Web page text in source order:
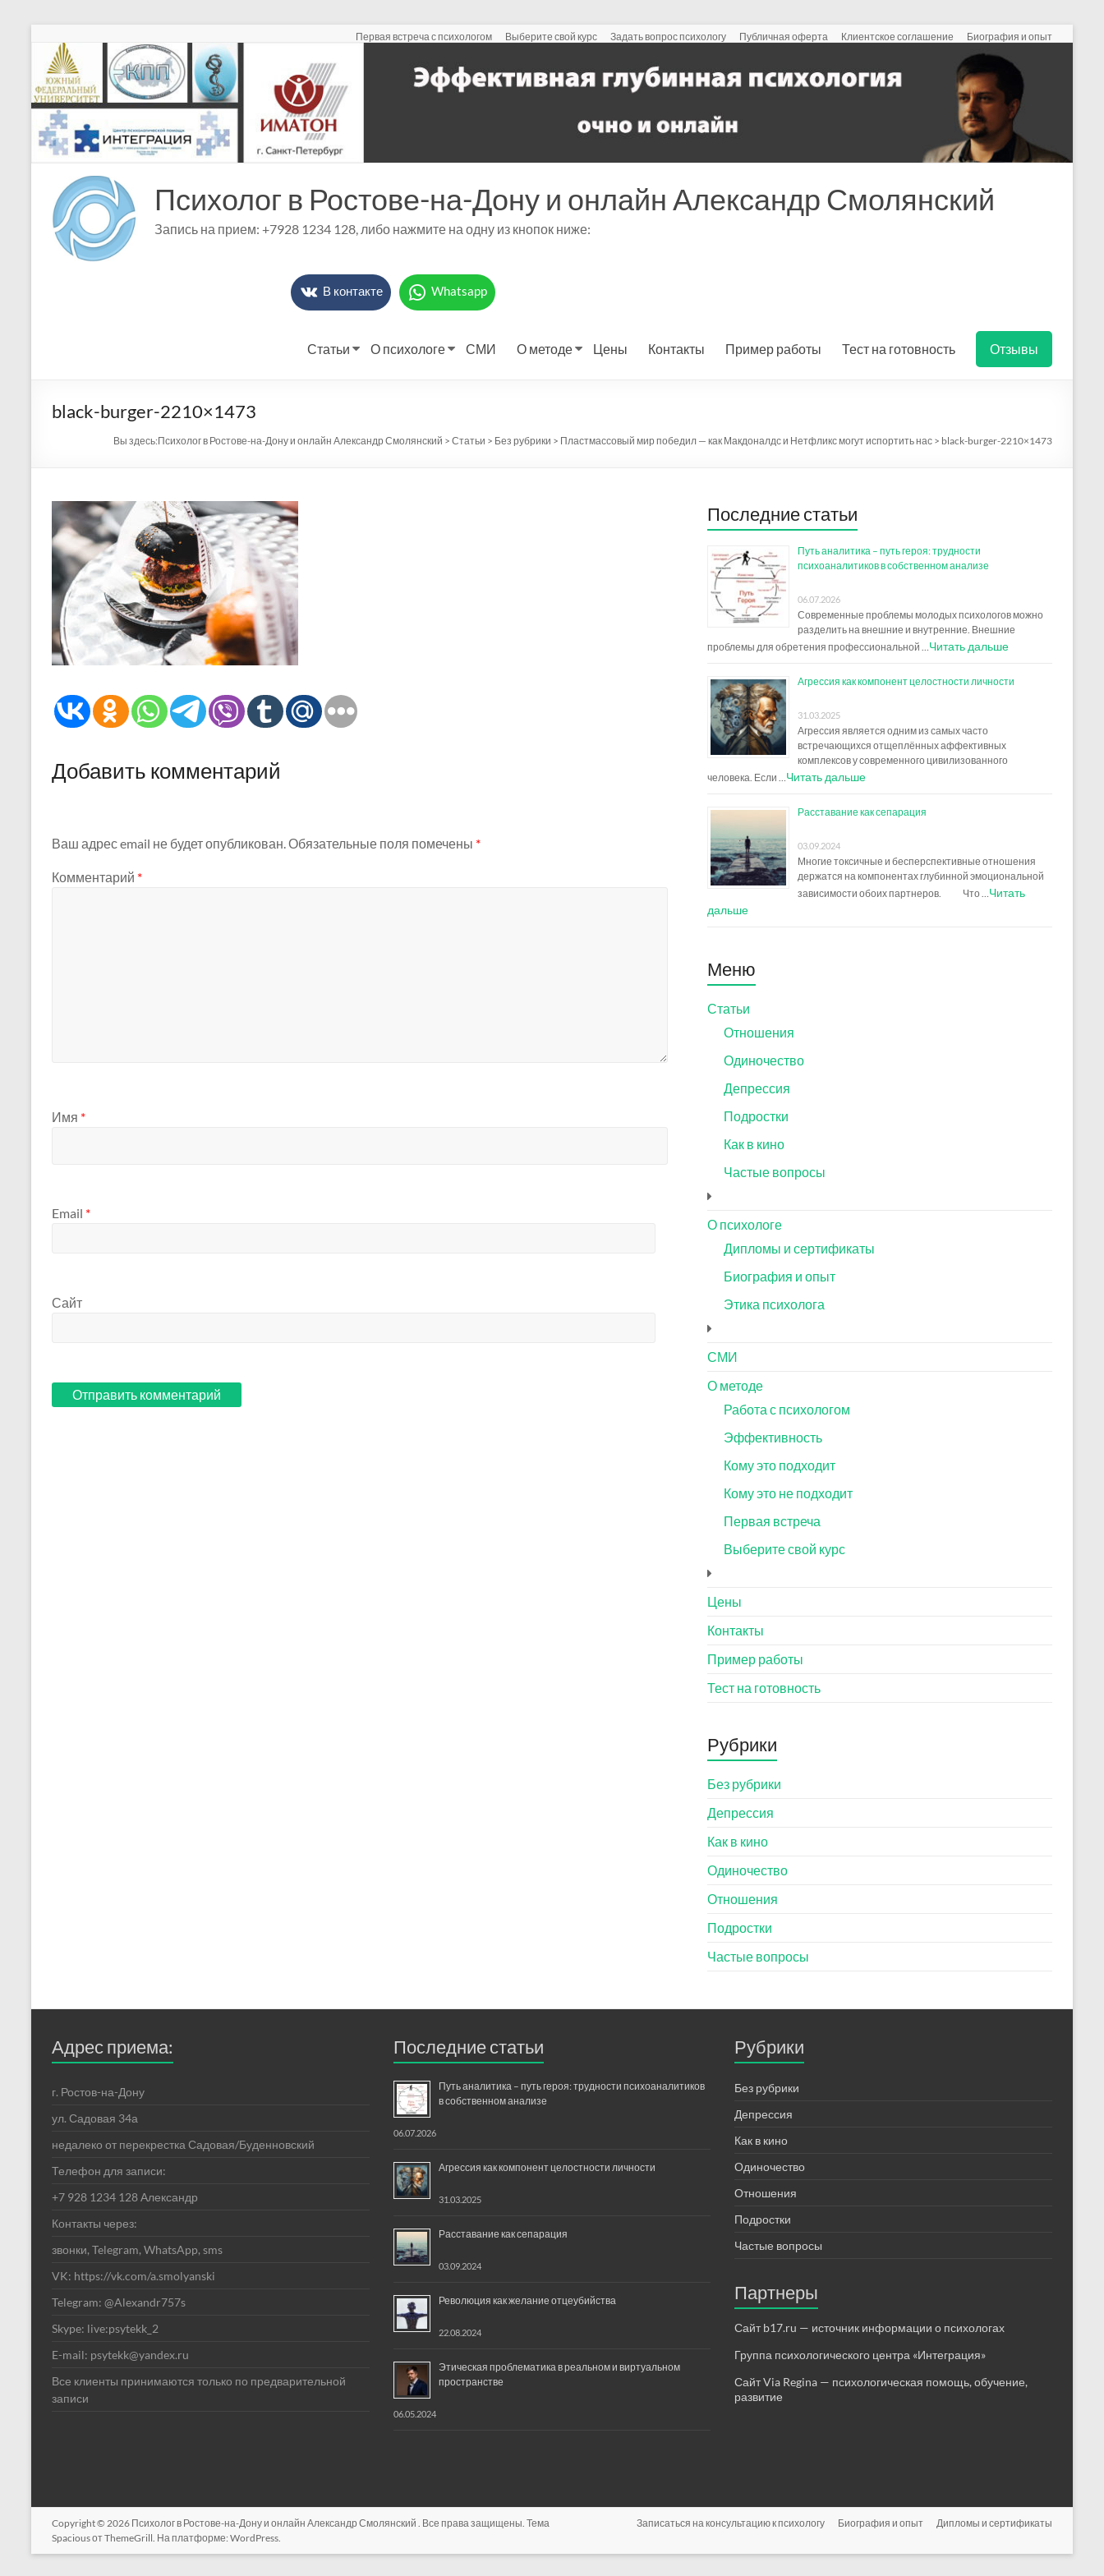
содержимому
Первая встреча с психологом Выберите свой курс Задать вопрос психологу Публичная оферта Клиентское соглашение Биография и опыт
Психолог в Ростове-на-Дону и онлайн Александр Смолянский
Запись на прием: +7928 1234 128, либо нажмите на одну из кнопок ниже:
В контакте Whatsapp
Статьи О психологе СМИ О методе Цены Контакты Пример работы Тест на готовность Отзывы
black-burger-2210×1473
Вы здесь:Психолог в Ростове-на-Дону и онлайн Александр Смолянский > Статьи > Без рубрики > Пластмассовый мир победил — как Макдоналдс и Нетфликс могут испортить нас > black-burger-2210×1473
Добавить комментарий
Ваш адрес email не будет опубликован. Обязательные поля помечены *
Комментарий *
Имя *
Email *
Сайт
Последние статьи
Путь аналитика – путь героя: трудности
психоаналитиков в собственном анализе
06.07.2026
Современные проблемы молодых психологов можно
разделить на внешние и внутренние. Внешние
проблемы для обретения профессиональной …Читать дальше
Агрессия как компонент целостности личности
31.03.2025
Агрессия является одним из самых часто
встречающихся отщеплённых аффективных
комплексов у современного цивилизованного
человека. Если …Читать дальше
Расставание как сепарация
03.09.2024
Многие токсичные и бесперспективные отношения
держатся на компонентах глубинной эмоциональной
зависимости обоих партнеров. Что …Читать
дальше
Меню
Статьи
Отношения
Одиночество
Депрессия
Подростки
Как в кино
Частые вопросы
О психологе
Дипломы и сертификаты
Биография и опыт
Этика психолога
СМИ
О методе
Работа с психологом
Эффективность
Кому это подходит
Кому это не подходит
Первая встреча
Выберите свой курс
Цены
Контакты
Пример работы
Тест на готовность
Рубрики
Без рубрики
Депрессия
Как в кино
Одиночество
Отношения
Подростки
Частые вопросы
Адрес приема:
г. Ростов-на-Дону
ул. Садовая 34а
недалеко от перекрестка Садовая/Буденновский
Телефон для записи:
+7 928 1234 128 Александр
Контакты через:
звонки, Telegram, WhatsApp, sms
VK: https://vk.com/a.smolyanski
Telegram: @Alexandr757s
Skype: live:psytekk_2
E-mail: psytekk@yandex.ru
Все клиенты принимаются только по предварительной
записи
Последние статьи
Путь аналитика – путь героя: трудности психоаналитиков
в собственном анализе
06.07.2026
Агрессия как компонент целостности личности
31.03.2025
Расставание как сепарация
03.09.2024
Революция как желание отцеубийства
22.08.2024
Этическая проблематика в реальном и виртуальном
пространстве
06.05.2024
Рубрики
Без рубрики
Депрессия
Как в кино
Одиночество
Отношения
Подростки
Частые вопросы
Партнеры
Сайт b17.ru — источник информации о психологах
Группа психологического центра «Интеграция»
Сайт Via Regina — психологическая помощь, обучение,
развитие
Copyright © 2026 Психолог в Ростове-на-Дону и онлайн Александр Смолянский . Все права защищены. Тема
Spaciousот ThemeGrill. На платформе: WordPress.
Записаться на консультацию к психологу Биография и опыт Дипломы и сертификаты